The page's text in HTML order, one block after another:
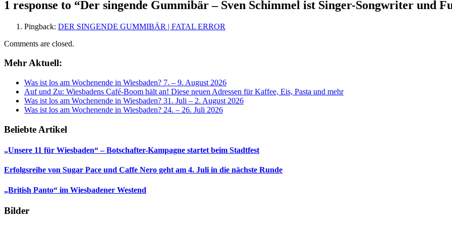
1 response to “Der singende Gummibär – Sven Schimmel ist Singer-Songwriter und
Pingback: DER SINGENDE GUMMIBÄR | FATAL ERROR
Comments are closed.
Mehr Aktuell:
Was ist los am Wochenende in Wiesbaden? 7. – 9. August 2026
Auf und Zu: Wiesbadens Café-Boom hält an! Diese neuen Adressen für Kaffee, Eis, Pasta und mehr
Was ist los am Wochenende in Wiesbaden? 31. Juli – 2. August 2026
Was ist los am Wochenende in Wiesbaden? 24. – 26. Juli 2026
Beliebte Artikel
„Unsere 11 für Wiesbaden“ – Botschafter-Kampagne startet beim Stadtfest
Erfolgsreihe von Sugar Pace und Caffe Nero geht am 4. Juli in die nächste Runde
„British Panto“ im Wiesbadener Westend
Bilder